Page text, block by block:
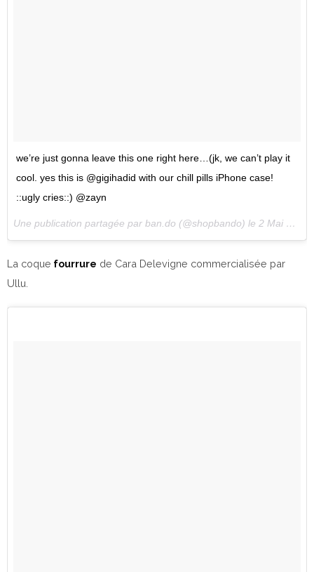
we’re just gonna leave this one right here…(jk, we can’t play it
cool. yes this is @gigihadid with our chill pills iPhone case!
::ugly cries::) @zayn
Une publication partagée par ban.do (@shopbando) le 2 Mai 2017 à 12h39 PDT
La coque fourrure de Cara Delevigne commercialisée par
Ullu.